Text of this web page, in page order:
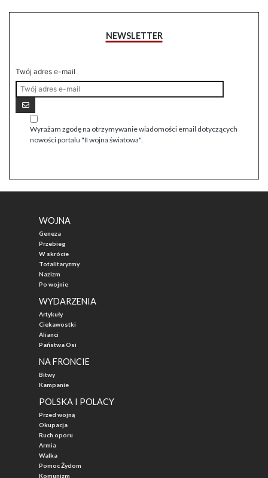
NEWSLETTER
Twój adres e-mail
Wyrażam zgodę na otrzymywanie wiadomości email dotyczących
nowości portalu "II wojna światowa".
WOJNA
Geneza
Przebieg
W skrócie
Totalitaryzmy
Nazizm
Po wojnie
WYDARZENIA
Artykuły
Ciekawostki
Alianci
Państwa Osi
NA FRONCIE
Bitwy
Kampanie
POLSKA I POLACY
Przed wojną
Okupacja
Ruch oporu
Armia
Walka
Pomoc Żydom
Komunizm